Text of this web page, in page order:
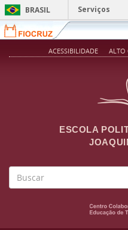
Pular para o conteúdo principal
BRASIL
Serviços
ACESSIBILIDADE ALTO
ESCOLA